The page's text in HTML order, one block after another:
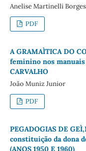
Anelise Martinelli
PDF
A GRAMAÌTICA DO
feminino nos
CARVALHO
João Muniz Junior
PDF
PEGADOGIAS DE
constituição da dona
(ANOS 1950 E 1960)